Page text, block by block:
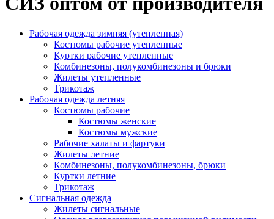
Рабочая одежда зимняя (утепленная)
Костюмы рабочие утепленные
Куртки рабочие утепленные
Комбинезоны, полукомбинезоны и брюки
Жилеты утепленные
Трикотаж
Рабочая одежда летняя
Костюмы рабочие
Костюмы женские
Костюмы мужские
Рабочие халаты и фартуки
Жилеты летние
Комбинезоны, полукомбинезоны, брюки
Куртки летние
Трикотаж
Сигнальная одежда
Жилеты сигнальные